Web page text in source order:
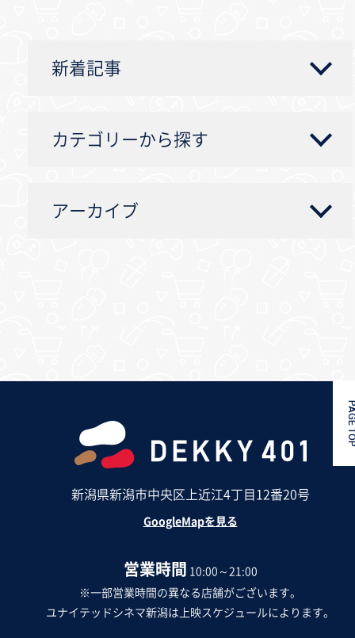
新着記事
カテゴリーから探す
アーカイブ
新潟県新潟市中央区上近江4丁目12番20号
GoogleMapを見る
営業時間 10:00～21:00
※一部営業時間の異なる店舗がございます。
ユナイテッドシネマ新潟は上映スケジュールによります。